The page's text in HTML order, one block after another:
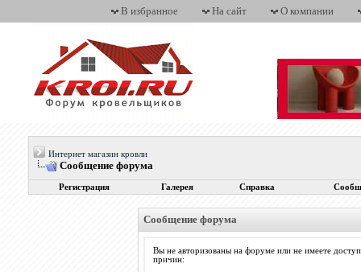
В избранное На сайт О компании
Интернет магазин кровли
Сообщение форума
Регистрация Галерея Справка
Сообщение форума
Вы не авторизованы на форуме или не имеете
причин: